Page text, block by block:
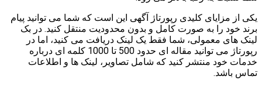
یکی از مزایای کلیدی رپورتاژ آگهی این است که شما می توانید پیام
برند خود را به صورت کامل و بدون محدودیت منتقل کنید. در بک
لینک های معمولی، شما فقط یک لینک دریافت می کنید، اما در
رپورتاژ می توانید مقاله ای حدود 500 تا 1000 کلمه ای درباره
خدمات خود منتشر کنید که شامل تصاویر، لینک ها و اطلاعات
تماس باشد.